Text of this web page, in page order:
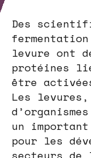
Des
levure ont
protéines
être
Les
un
pour les
secteurs